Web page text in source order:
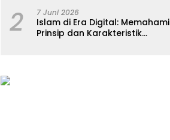
2 7 Juni 2026
Islam di Era Digital: Memahami
Prinsip dan Karakteristik